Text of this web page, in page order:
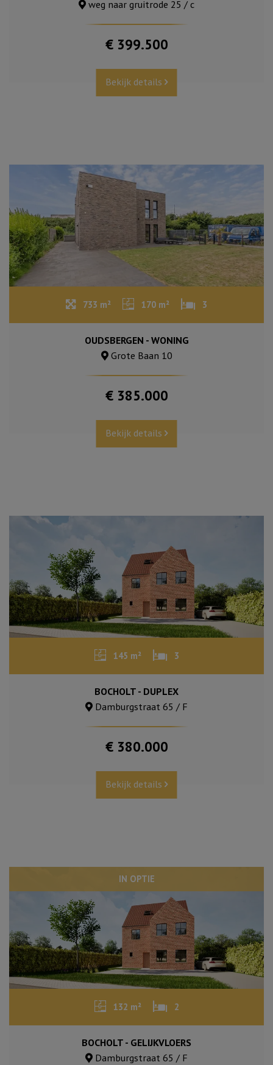
weg naar gruitrode 25 / c
€ 399.500
Bekijk details
733 m² 170 m² 3
OUDSBERGEN - WONING
Grote Baan 10
€ 385.000
Bekijk details
145 m² 3
BOCHOLT - DUPLEX
Damburgstraat 65 / F
€ 380.000
Bekijk details
IN OPTIE
132 m² 2
BOCHOLT - GELIJKVLOERS
Damburgstraat 65 / F